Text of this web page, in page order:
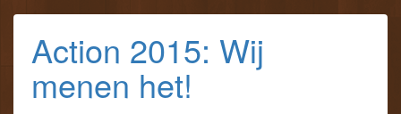
Action 2015: Wij
menen het!